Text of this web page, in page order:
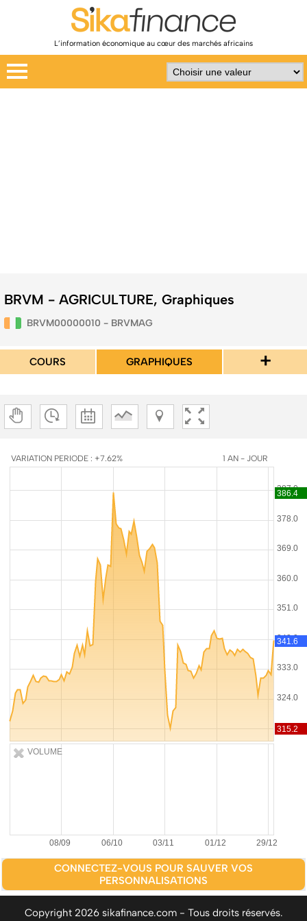
L’information économique au cœur des marchés africains
BRVM - AGRICULTURE, Graphiques
BRVM00000010 - BRVMAG
COURS GRAPHIQUES +
VARIATION PERIODE : +7.62% 1 AN - JOUR
VOLUME
CONNECTEZ-VOUS POUR SAUVER VOS
PERSONNALISATIONS
Copyright 2026 sikafinance.com - Tous droits réservés.